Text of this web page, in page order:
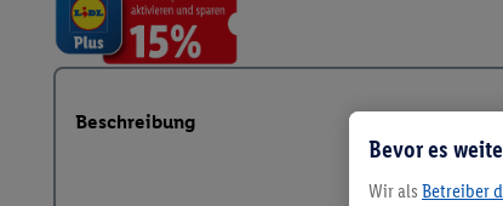
Beschreibung
Bevor es
Wir als Betreiber